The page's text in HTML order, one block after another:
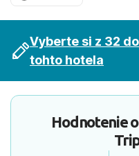
Vyberte si z 32
tohto hotela
Hodnotenie